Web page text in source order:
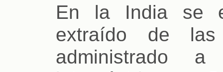
En la India se
extraído de
administrado